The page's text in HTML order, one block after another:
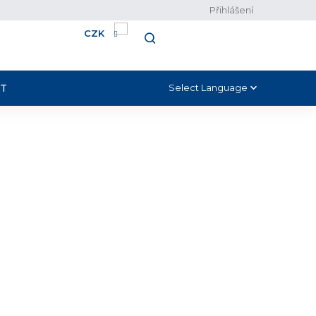
Select Language ▼
CZK
Přihlášení
KOŠÍK